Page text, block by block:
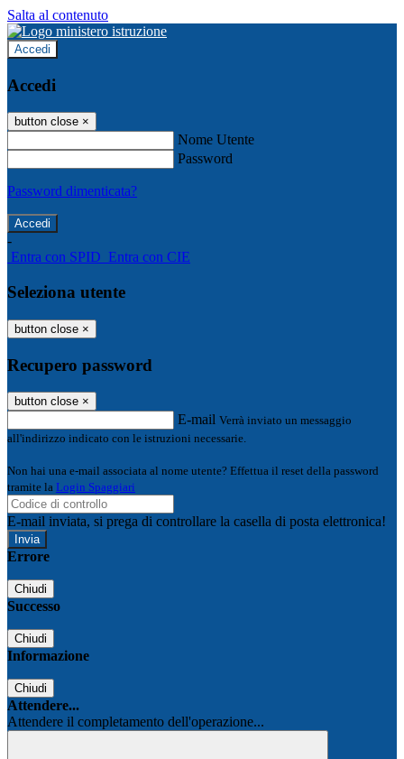
Salta al contenuto
Accedi
Accedi
button close ×
Nome Utente
Password
Password dimenticata?
-
Entra con SPID Entra con CIE
Seleziona utente
button close ×
Recupero password
button close ×
E-mail Verrà inviato un messaggio
all'indirizzo indicato con le istruzioni necessarie.
Non hai una e-mail associata al nome utente? Effettua il reset della password
tramite la Login Spaggiari
E-mail inviata, si prega di controllare la casella di posta elettronica!
Errore
Chiudi
Successo
Chiudi
Informazione
Chiudi
Attendere...
Attendere il completamento dell'operazione...